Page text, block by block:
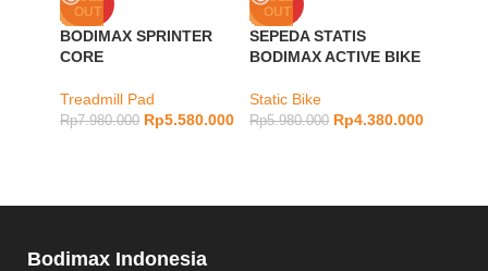
OUT
BODIMAX SPRINTER
CORE
Treadmill Pad
Rp7.980.000 Rp5.580.000
OUT
SEPEDA STATIS
BODIMAX ACTIVE BIKE
Static Bike
Rp5.980.000 Rp4.380.000
Bodimax Indonesia